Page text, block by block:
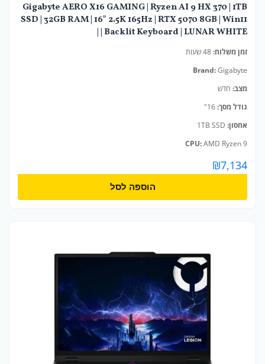
Gigabyte AERO X16 GAMING | Ryzen AI 9 HX 370 | 1TB
SSD | 32GB RAM | 16" 2.5K 165Hz | RTX 5070 8GB | Win11
| Backlit Keyboard | LUNAR WHITE |
זמן משלוח:
Brand:Gigabyte
מצב: חדש
גודל מסך:
אחסון:
CPU:AMD Ryzen 9
₪7,134
הוספה לסל